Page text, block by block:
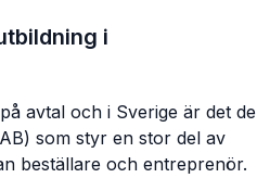
i
avtal och i Sverige är det de
som styr en stor del av
beställare och entreprenör.